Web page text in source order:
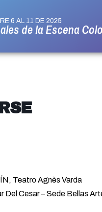
6 AL 11 DE 2025
de la Escena
Teatro Agnès Varda
Del Cesar – Sede Bellas